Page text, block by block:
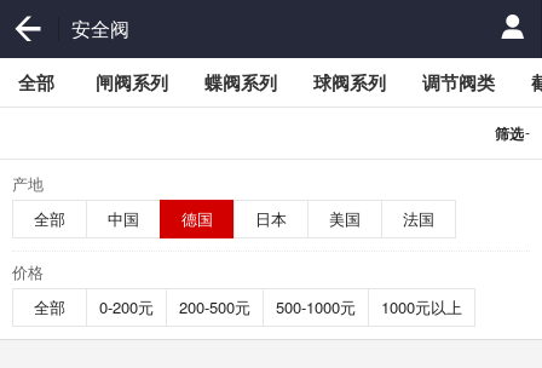
安全阀
全部 闸阀系列 蝶阀系列 球阀系列 调节阀类
筛选-
产地
全部
中国 德国 日本 美国 法国
价格
全部
0-200元 200-500元 500-1000元 1000元以上